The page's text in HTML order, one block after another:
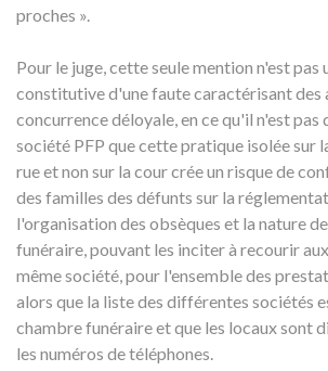
proches ».
Pour le juge, cette seule mention n'est pas
constitutive d'une faute caractérisant des
concurrence déloyale, en ce qu'il n'est pas
société PFP que cette pratique isolée sur
rue et non sur la cour crée un risque de
des familles des défunts sur la
l'organisation des obsèques et la nature
funéraire, pouvant les inciter à recourir
même société, pour l'ensemble des
alors que la liste des différentes sociétés
chambre funéraire et que les locaux sont
les numéros de téléphones.